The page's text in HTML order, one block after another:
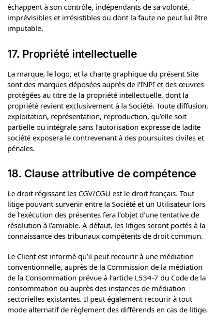
échappent à son contrôle, indépendants de sa volonté,
imprévisibles et irrésistibles ou dont la faute ne peut lui être
imputable.
17. Propriété intellectuelle
La marque, le logo, et la charte graphique du présent Site
sont des marques déposées auprès de l’INPI et des œuvres
protégées au titre de la propriété intellectuelle, dont la
propriété revient exclusivement à la Société. Toute diffusion,
exploitation, représentation, reproduction, qu’elle soit
partielle ou intégrale sans l’autorisation expresse de ladite
société exposera le contrevenant à des poursuites civiles et
pénales.
18. Clause attributive de compétence
Le droit régissant les CGV/CGU est le droit français. Tout
litige pouvant survenir entre la Société et un Utilisateur lors
de l’exécution des présentes fera l’objet d’une tentative de
résolution à l’amiable. A défaut, les litiges seront portés à la
connaissance des tribunaux compétents de droit commun.
Le Client est informé qu’il peut recourir à une médiation
conventionnelle, auprès de la Commission de la médiation
de la Consommation prévue à l’article L534-7 du Code de la
consommation ou auprès des instances de médiation
sectorielles existantes. Il peut également recourir à tout
mode alternatif de règlement des différends en cas de litige.